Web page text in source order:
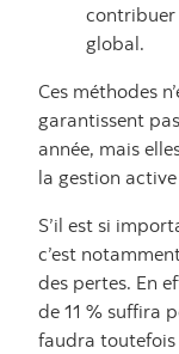
global.
Ces méthodes
garantissent
année, mais
la gestion
S’il est si
c’est
des pertes. En
de 11 % suffira
faudra